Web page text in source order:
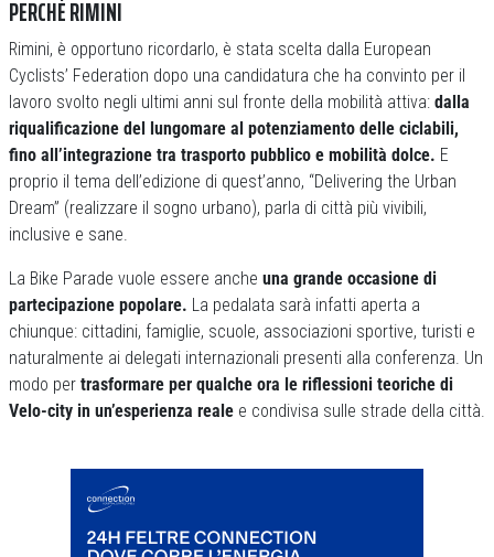
PERCHÉ RIMINI
Rimini, è opportuno ricordarlo, è stata scelta dalla European
Cyclists’ Federation dopo una candidatura che ha convinto per il
lavoro svolto negli ultimi anni sul fronte della mobilità attiva: dalla
riqualificazione del lungomare al potenziamento delle ciclabili,
fino all’integrazione tra trasporto pubblico e mobilità dolce. E
proprio il tema dell’edizione di quest’anno, “Delivering the Urban
Dream” (realizzare il sogno urbano), parla di città più vivibili,
inclusive e sane.
La Bike Parade vuole essere anche una grande occasione di
partecipazione popolare. La pedalata sarà infatti aperta a
chiunque: cittadini, famiglie, scuole, associazioni sportive, turisti e
naturalmente ai delegati internazionali presenti alla conferenza. Un
modo per trasformare per qualche ora le riflessioni teoriche di
Velo-city in un’esperienza reale e condivisa sulle strade della città.